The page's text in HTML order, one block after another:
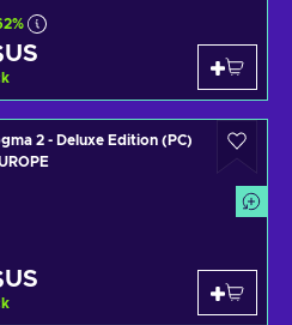
2 - Deluxe Edition (PC)